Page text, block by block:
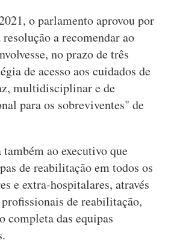
o parlamento aprovou por
a recomendar ao
no prazo de três
de acesso aos cuidados de
multidisciplinar e de
para os sobreviventes" de
ao executivo que
de reabilitação em todos os
e extra-hospitalares, através
de reabilitação,
completa das equipas